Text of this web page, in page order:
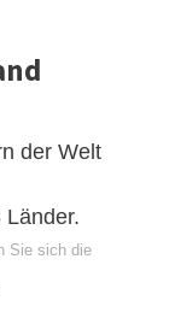
der Welt
Länder.
Sie sich die